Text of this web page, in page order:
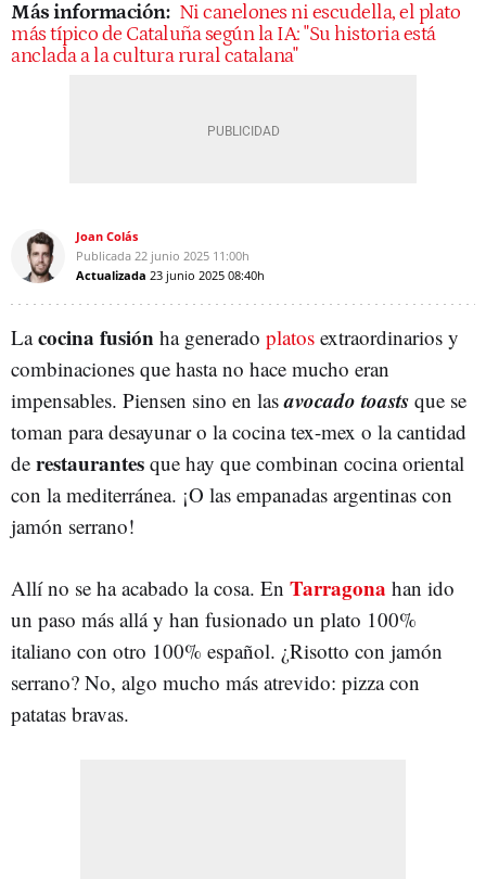
Más información: Ni canelones ni escudella, el plato
más típico de Cataluña según la IA: "Su historia está
anclada a la cultura rural catalana"
Joan Colás
Publicada 22 junio 2025 11:00h
Actualizada 23 junio 2025 08:40h
Lacocina fusión ha generado platos extraordinarios y
combinaciones que hasta no hace mucho eran
impensables. Piensen sino en lasavocado toasts que se
toman para desayunar o la cocina tex-mex o la cantidad
de restaurantes que hay que combinan cocina oriental
con la mediterránea. ¡O las empanadas argentinas con
jamón serrano!
Allí no se ha acabado la cosa. En Tarragona han ido
un paso más allá y han fusionado un plato 100%
italiano con otro 100% español. ¿Risotto con jamón
serrano? No, algo mucho más atrevido: pizza con
patatas bravas.